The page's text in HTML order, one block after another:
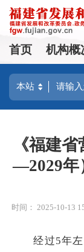
首页 机构概
《福建
—2029年
时间： 2025-10-13
经过5年左